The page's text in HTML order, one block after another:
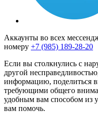
Аккаунты во всех
номеру +7 (985) 189-28-20
Если вы столкнулись с
другой
информацию, поделиться
требующими общего
удобным вам способом из
вам помочь.